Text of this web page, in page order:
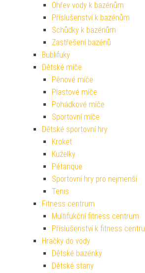
Ohřev vody k bazénům
Příslušenství k bazénům
Schůdky k bazénům
Zastřešení bazénů
Bublifuky
Dětské míče
Pěnové míče
Plastové míče
Pohádkové míče
Sportovní míče
Dětské sportovní hry
Kroket
Kuželky
Pétanque
Sportovní hry pro nejmenší
Tenis
Fitness centrum
Multifukční fitness centrum
Příslušenství k fitness centru
Hračky do vody
Dětské bazénky
Dětské stany